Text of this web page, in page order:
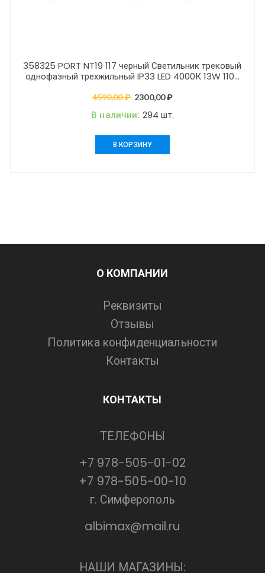
358325 PORT NT19 117 черный Светильник трековый
однофазный трехжильный IP33 LED 4000К 13W 110-
4590,00₽ Первоначальная
цена
4590,00 ₽.
2300,00₽Текущая
В наличии: 294 шт.
В КОРЗИНУ
О КОМПАНИИ
Реквизиты
Отзывы
Политика конфиденциальности
Контакты
КОНТАКТЫ
ТЕЛЕФОНЫ
+7 978-505-01-02
+7 978-505-00-10
г. Симферополь
albimax@mail.ru
НАШИ МАГАЗИНЫ: